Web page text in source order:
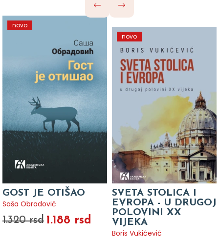
novo
GOST JE OTIŠAO
Saša Obradović
1.320 rsd 1.188 rsd
novo
SVETA STOLICA I
EVROPA - U DRUGOJ
POLOVINI XX
VIJEKA
Boris Vukićević